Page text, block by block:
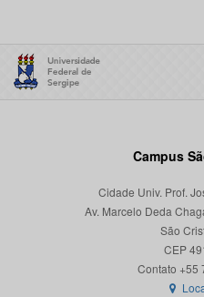
Campus
Cidade Univ. Prof.
Av. Marcelo Deda
São
CEP